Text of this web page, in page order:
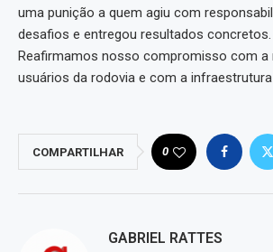
uma punição a quem agiu com
desafios e entregou resultados concretos.
Reafirmamos nosso compromisso com a
usuários da rodovia e com a infraestrutura
COMPARTILHAR 0
GABRIEL RATTES